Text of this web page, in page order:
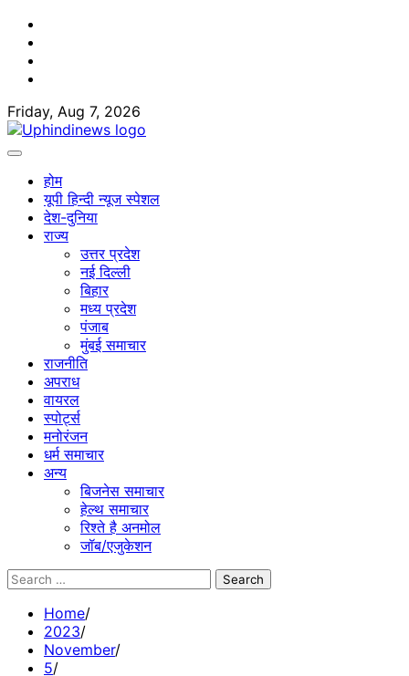
Skip
content
Friday, Aug 7, 2026
होम
यूपी हिन्दी न्यूज स्पेशल
देश-दुनिया
राज्य
उत्तर प्रदेश
नई दिल्ली
बिहार
मध्य प्रदेश
पंजाब
मुंबई समाचार
राजनीति
अपराध
वायरल
स्पोर्ट्स
मनोरंजन
धर्म समाचार
अन्य
बिजनेस समाचार
हेल्थ समाचार
रिश्ते है अनमोल
जॉब/एजुकेशन
Search
Home
2023
November
5